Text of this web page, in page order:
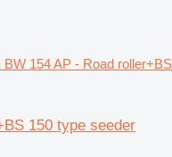
154 AP - Road roller+BS
150 type seeder